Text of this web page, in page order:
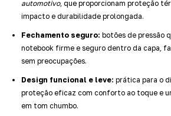
automotivo, que proporcionam proteção
impacto e durabilidade prolongada.
Fechamento seguro: botões de pressão
notebook firme e seguro dentro da capa,
sem preocupações.
Design funcional e leve: prática para o
proteção eficaz com conforto ao toque e
em tom chumbo.